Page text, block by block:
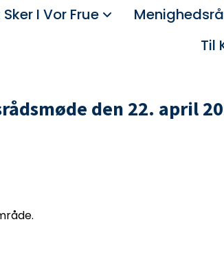
I Vor Frue
Til
den 22. april